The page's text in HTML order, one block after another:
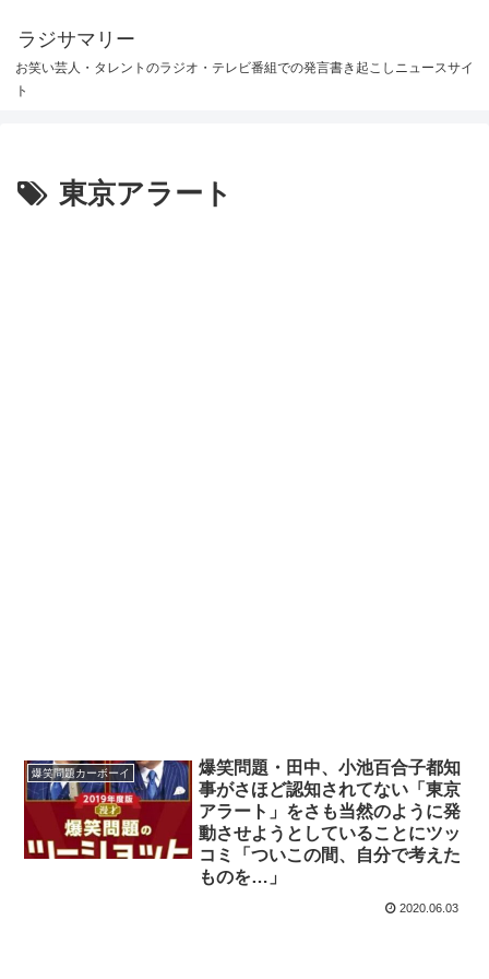
ラジサマリー
お笑い芸人・タレントのラジオ・テレビ番組での発言書き起こしニュースサイ
ト
東京アラート
爆笑問題カーボーイ
爆笑問題・田中、小池百合子都知
事がさほど認知されてない「東京
アラート」をさも当然のように発
動させようとしていることにツッ
コミ「ついこの間、自分で考えた
ものを…」
2020.06.03